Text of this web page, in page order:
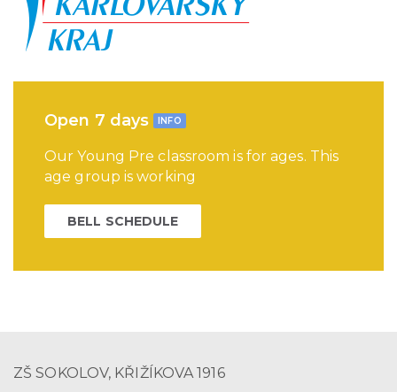
Open 7 days INFO
Our Young Pre classroom is for ages. This
age group is working
BELL SCHEDULE
ZŠ SOKOLOV, KŘIŽÍKOVA 1916